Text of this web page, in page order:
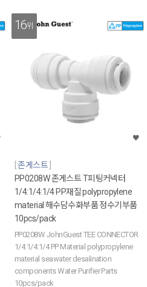
16위
존게스트
PP0208W 존게스트 T피팅커넥터
1/4:1/4:1/4 PP재질 polypropylene
material 해수담수화부품 정수기부품
10pcs/pack
PP0208W JohnGuest TEE CONNECTOR
1/4:1/4:1/4 PP Material polypropylene
material seawater desalination
components Water Purifier Parts
10pcs/pack